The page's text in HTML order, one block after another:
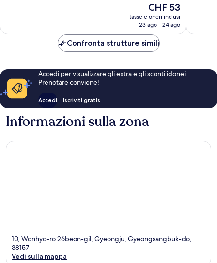
Il
prezzo
attuale
CHF 53
CHF 53
tasse e oneri inclusi
23 ago - 24 ago
Confronta strutture simili
Accedi per visualizzare gli extra e gli sconti idonei.
Prenotare conviene!
Accedi Iscriviti gratis
Informazioni sulla zona
10, Wonhyo-ro 26beon-gil, Gyeongju, Gyeongsangbuk-do,
38157
Vedi sulla mappa